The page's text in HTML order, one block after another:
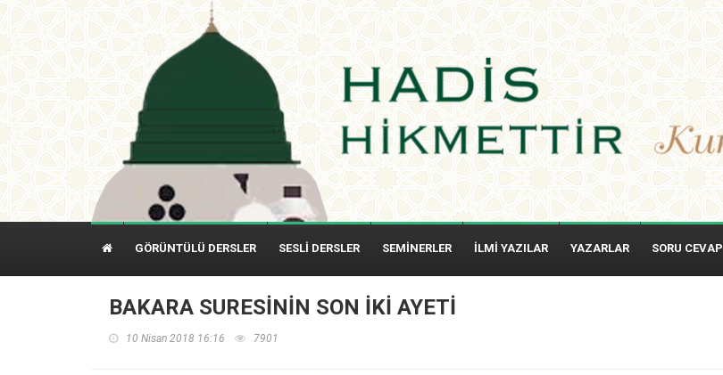
GÖRÜNTÜLÜ DERSLER SESLİ DERSLER SEMİNERLER İLMİ YAZILAR YAZARLAR SORU CEVAP
BAKARA SURESİNİN SON İKİ AYETİ
10 Nisan 2018 16:16 7901